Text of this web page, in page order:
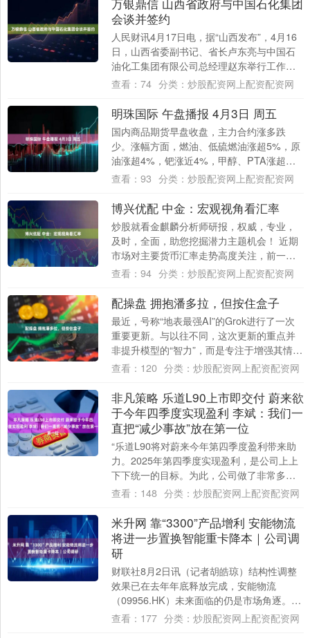
会谈并签约
人民财讯4月17日电，据“山西发布”，4月16
日，山西省委副书记、省长卢东亮与中国石
油化工集团有限公司总经理赵东举行工作会
谈，就共同建设新型能源体系，助力山西
查看： 74 分类： 炒股配资网上配资配资网
明珠国际 午盘播报 4月3日 周五
国内商品期货早盘收盘，主力合约涨多跌
少。涨幅方面，燃油、低硫燃油涨超5%，原
油涨超4%，钯涨近4%，甲醇、PTA涨超
3%，纯苯涨近3%，对二甲苯、短纤、苯乙
查看： 93 分类： 炒股配资网上配资配资网
博兴优配 中金：宏观视角看汇率
炒股就看金麒麟分析师研报，权威，专业，
及时，全面，助您挖掘潜力主题机会！ 近期
市场对主要货币汇率走势高度关注，前一段
时间美元贬值较多，欧元升值较多。最近美
查看： 94 分类： 炒股配资网上配资配资网
配操盘 拥抱潘多拉，但按住盒子
最近，号称“地表最强AI”的Grok进行了一次
重要更新。与以往不同，这次更新的重点并
非提升模型的“智力”，而是专注于增强其情感
能力。在此次更新中，Grok首次引....
查看： 120 分类： 炒股配资网上配资配资网
非凡策略 乐道L90上市即交付 蔚来欲
于今年四季度实现盈利 李斌：我们一
直把“减少事故”放在第一位
“乐道L90将对蔚来今年第四季度盈利带来助
力。2025年第四季度实现盈利，是公司上上
下下统一的目标。为此，公司做了非常多的
调整和努力。”8月1日，蔚来董事长李斌....
查看： 148 分类： 炒股配资网上配资配资网
米升网 靠“3300”产品增利 安能物流
将进一步置换智能重卡降本｜公司调
研
财联社8月2日讯（记者胡皓琼）结构性调整
效果已在去年年底释放完成，安能物流
（09956.HK）未来面临的仍是市场角逐。无
人车、智能重卡的“入局”，或是快运公司未....
查看： 177 分类： 炒股配资网上配资配资网